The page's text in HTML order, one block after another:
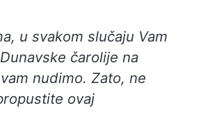
u svakom slučaju Vam
čarolije na
nudimo. Zato, ne
ovaj